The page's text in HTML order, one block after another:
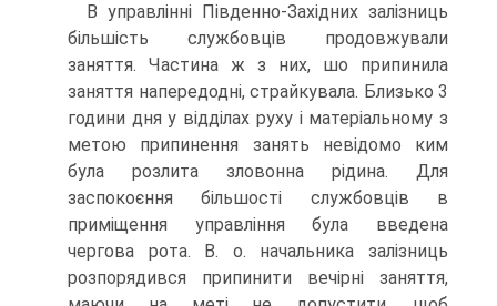
В управлінні Південно-Західних залізниць
більшість службовців продовжували
заняття. Частина ж з них, шо припинила
заняття напередодні, страйкувала. Близько 3
години дня у відділах руху і матеріальному з
метою припинення занять невідомо ким
була роз­лита зловонна рідина. Для
заспокоєння більшості службовців в
приміщення управління була введена
чергова рота. В. о. начальника залізниць
розпорядився припинити вечірні заняття,